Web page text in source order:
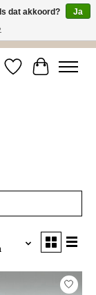
afhalen in de winkel
Verlanglijst
dat akkoord?
Ja